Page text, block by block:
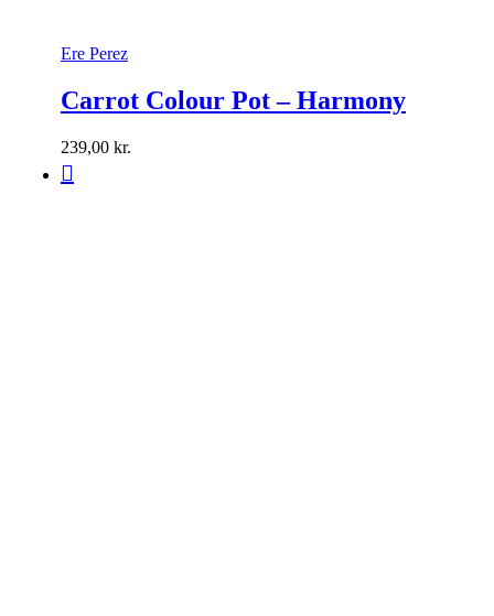
Ere Perez
Carrot Colour Pot – Harmony
239,00 kr.